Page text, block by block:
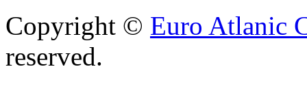
Copyright © Euro Atlanic
reserved.